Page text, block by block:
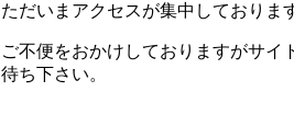
ただいまアクセスが集中しておりま
ご不便をおかけしておりますがサイ
待ち下さい。